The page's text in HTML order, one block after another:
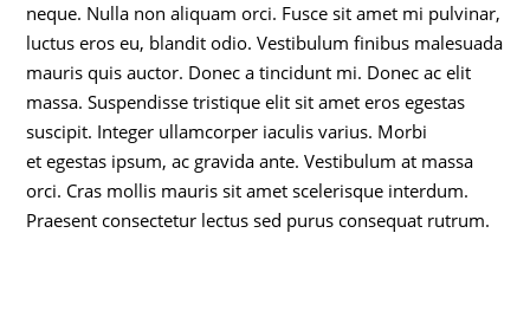
neque. Nulla non aliquam orci. Fusce sit amet mi pulvinar,
luctus eros eu, blandit odio. Vestibulum finibus malesuada
mauris quis auctor. Donec a tincidunt mi. Donec ac elit
massa. Suspendisse tristique elit sit amet eros egestas
suscipit. Integer ullamcorper iaculis varius. Morbi
et egestas ipsum, ac gravida ante. Vestibulum at massa
orci. Cras mollis mauris sit amet scelerisque interdum.
Praesent consectetur lectus sed purus consequat rutrum.